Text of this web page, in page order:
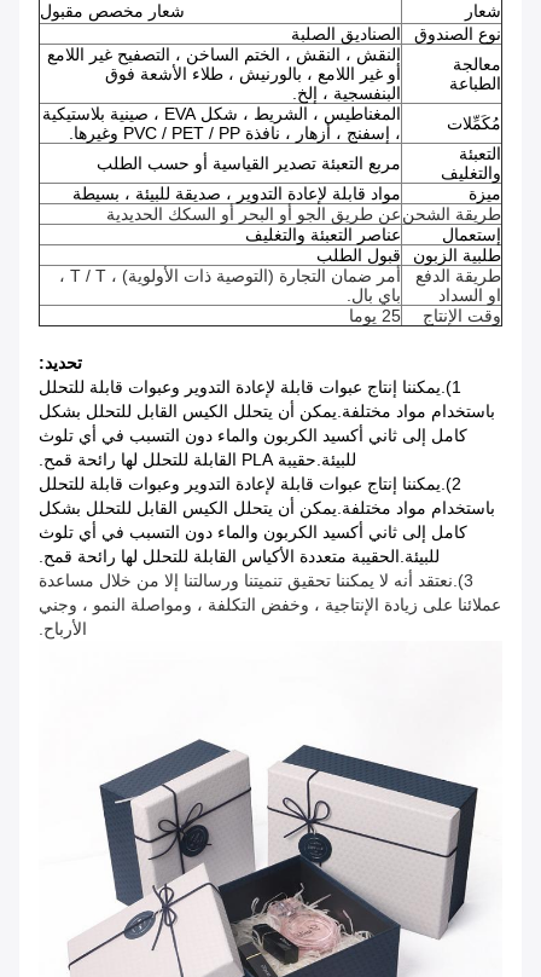
شعار
شعار مخصص مقبول
نوع الصندوق
الصناديق الصلبة
معالجة
الطباعة
النقش ، النقش ، الختم الساخن ، التصفيح غير اللامع
أو غير اللامع ، بالورنيش ، طلاء الأشعة فوق
البنفسجية ، إلخ.
مُكَمِّلات
المغناطيس ، الشريط ، شكل EVA ، صينية بلاستيكية
، إسفنج ، أزهار ، نافذة PVC / PET / PP وغيرها.
التعبئة
والتغليف
مربع التعبئة تصدير القياسية أو حسب الطلب
ميزة
مواد قابلة لإعادة التدوير ، صديقة للبيئة ، بسيطة
طريقة الشحنعن طريق الجو أو البحر أو السكك الحديدية
إستعمال
عناصر التعبئة والتغليف
طلبية الزبون
قبول الطلب
طريقة الدفع
او السداد
أمر ضمان التجارة (التوصية ذات الأولوية) ، T / T ،
باي بال.
وقت الإنتاج
25 يوما
تحديد:
1).يمكننا إنتاج عبوات قابلة لإعادة التدوير وعبوات قابلة للتحلل
باستخدام مواد مختلفة.يمكن أن يتحلل الكيس القابل للتحلل بشكل
كامل إلى ثاني أكسيد الكربون والماء دون التسبب في أي تلوث
للبيئة.حقيبة PLA القابلة للتحلل لها رائحة قمح.
2).يمكننا إنتاج عبوات قابلة لإعادة التدوير وعبوات قابلة للتحلل
باستخدام مواد مختلفة.يمكن أن يتحلل الكيس القابل للتحلل بشكل
كامل إلى ثاني أكسيد الكربون والماء دون التسبب في أي تلوث
للبيئة.الحقيبة متعددة الأكياس القابلة للتحلل لها رائحة قمح.
3).نعتقد أنه لا يمكننا تحقيق تنميتنا ورسالتنا إلا من خلال مساعدة
عملائنا على زيادة الإنتاجية ، وخفض التكلفة ، ومواصلة النمو ، وجني
الأرباح.